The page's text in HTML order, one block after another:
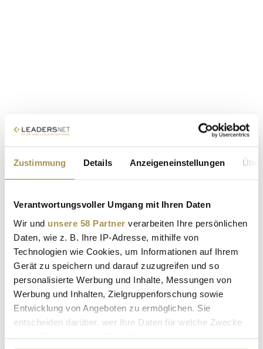
Zustimmung Details Anzeigeneinstellungen
Verantwortungsvoller Umgang mit Ihren Daten
Wir und unsere 58 Partner verarbeiten Ihre persönlichen
Daten, wie z. B. Ihre IP-Adresse, mithilfe von
Technologien wie Cookies, um Informationen auf Ihrem
Gerät zu speichern und darauf zuzugreifen und so
personalisierte Werbung und Inhalte, Messungen von
Werbung und Inhalten, Zielgruppenforschung sowie
Entwicklung von Angeboten zu ermöglichen. Sie
entscheiden darüber, wer Ihre Daten für welche Zwecke